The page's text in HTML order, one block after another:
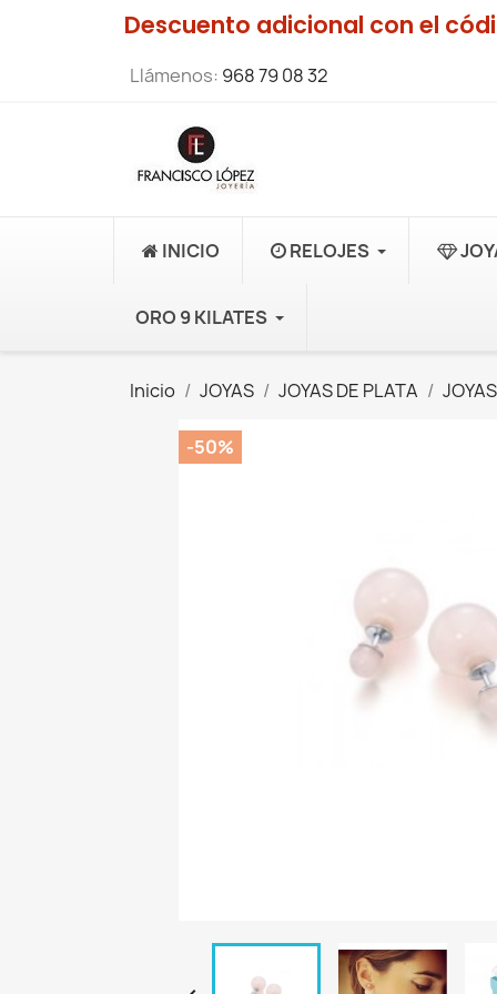
Descuento adicional con el
Llámenos: 968 79 08 32
INICIO RELOJES
ORO 9 KILATES
Inicio JOYAS JOYAS DE PLATA
-50%